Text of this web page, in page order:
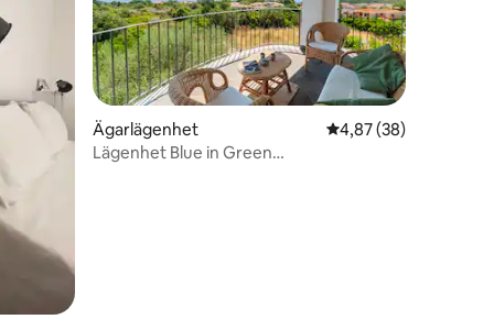
Ägarlägenhet 4,87 av 5 i
4,87 (38)
Lägenhet Blue in Green